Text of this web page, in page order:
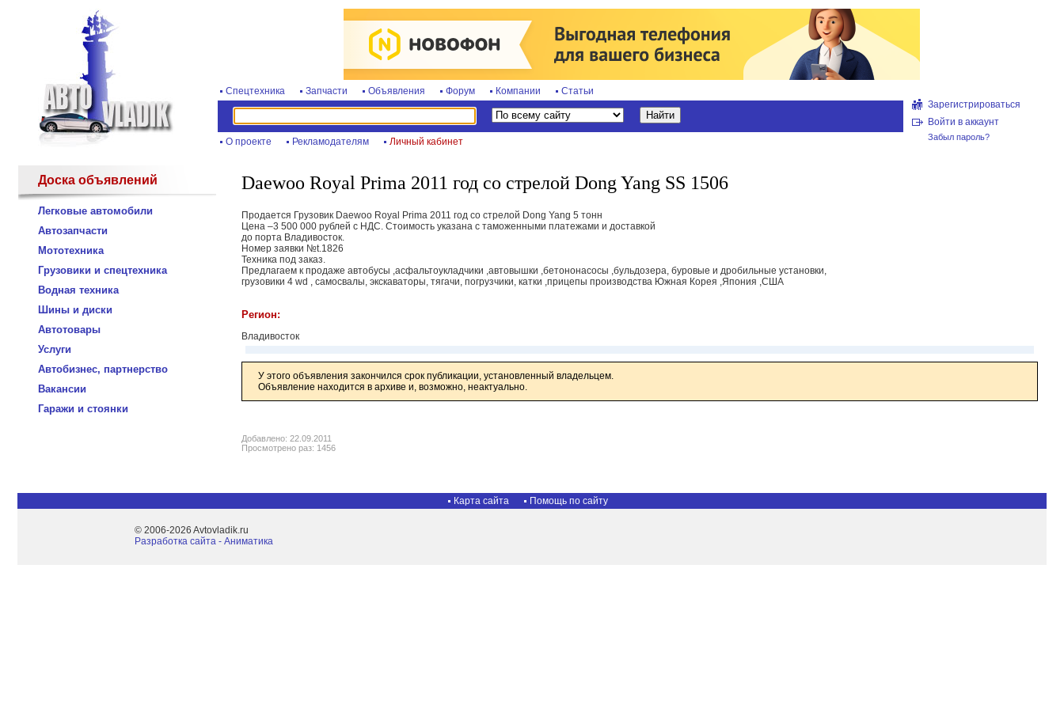
Спецтехника Запчасти Объявления Форум Компании Статьи
О проекте Рекламодателям Личный кабинет
Зарегистрироваться
Войти в аккаунт
Забыл пароль?
Доска объявлений
Легковые автомобили
Автозапчасти
Мототехника
Грузовики и спецтехника
Водная техника
Шины и диски
Автотовары
Услуги
Автобизнес, партнерство
Вакансии
Гаражи и стоянки
Daewoo Royal Prima 2011 год со стрелой Dong Yang SS 1506
Продается Грузовик Daewoo Royal Prima 2011 год со стрелой Dong Yang 5 тонн
Цена –3 500 000 рублей с НДС. Стоимость указана с таможенными платежами и доставкой
до порта Владивосток.
Номер заявки №t.1826
Техника под заказ.
Предлагаем к продаже автобусы ,асфальтоукладчики ,автовышки ,бетононасосы ,бульдозера, буровые и дробильные установки,
грузовики 4 wd , самосвалы, экскаваторы, тягачи, погрузчики, катки ,прицепы производства Южная Корея ,Япония ,США
Регион:
Владивосток
У этого объявления закончился срок публикации, установленный владельцем.
Объявление находится в архиве и, возможно, неактуально.
Добавлено: 22.09.2011
Просмотрено раз: 1456
Карта сайта Помощь по сайту
© 2006-2026 Avtovladik.ru
Разработка сайта - Aниматика